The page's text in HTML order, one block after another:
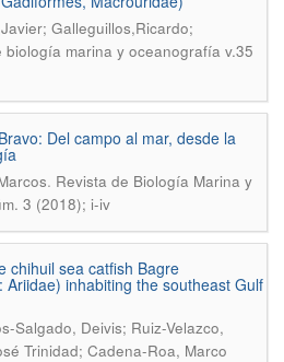
Galleguillos,Ricardo;
biología marina y oceanografía v.35
Del campo al mar, desde la
. Revista de Biología Marina y
3 (2018); i-iv
chihuil sea catfish Bagre
inhabiting the southeast Gulf
Salgado, Deivis; Ruiz-Velazco,
Trinidad; Cadena-Roa, Marco